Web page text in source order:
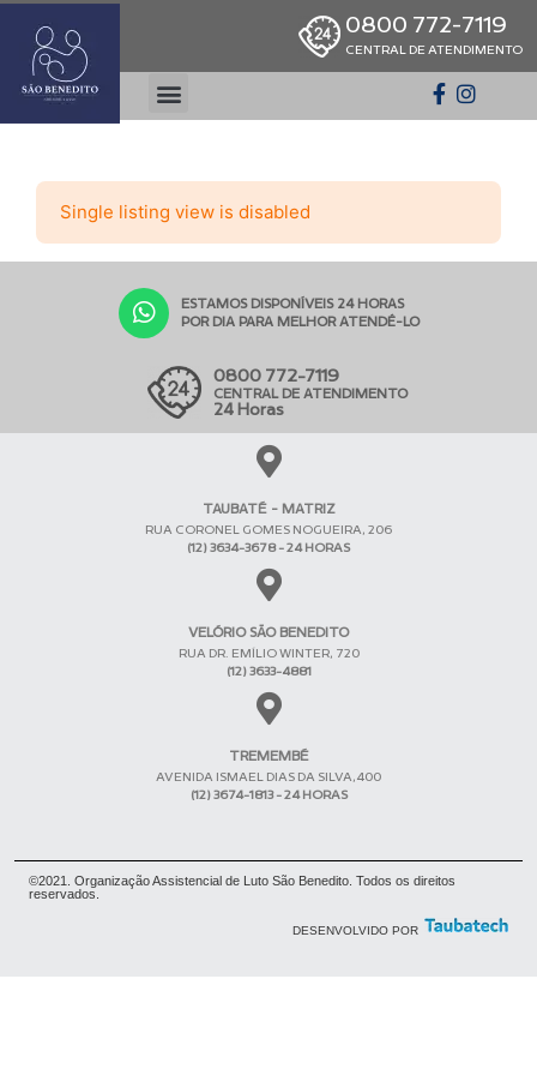
0800 772-7119
CENTRAL DE ATENDIMENTO
Single listing view is disabled
ESTAMOS DISPONÍVEIS 24 HORAS
POR DIA PARA MELHOR ATENDÊ-LO
0800 772-7119
CENTRAL DE ATENDIMENTO
24 Horas
TAUBATÉ - MATRIZ
RUA CORONEL GOMES NOGUEIRA, 206
(12) 3634-3678 - 24 HORAS
VELÓRIO SÃO BENEDITO
RUA DR. EMÍLIO WINTER, 720
(12) 3633-4881
TREMEMBÉ
AVENIDA ISMAEL DIAS DA SILVA,400
(12) 3674-1813 - 24 HORAS
©2021. Organização Assistencial de Luto São Benedito. Todos os direitos
reservados.
DESENVOLVIDO POR